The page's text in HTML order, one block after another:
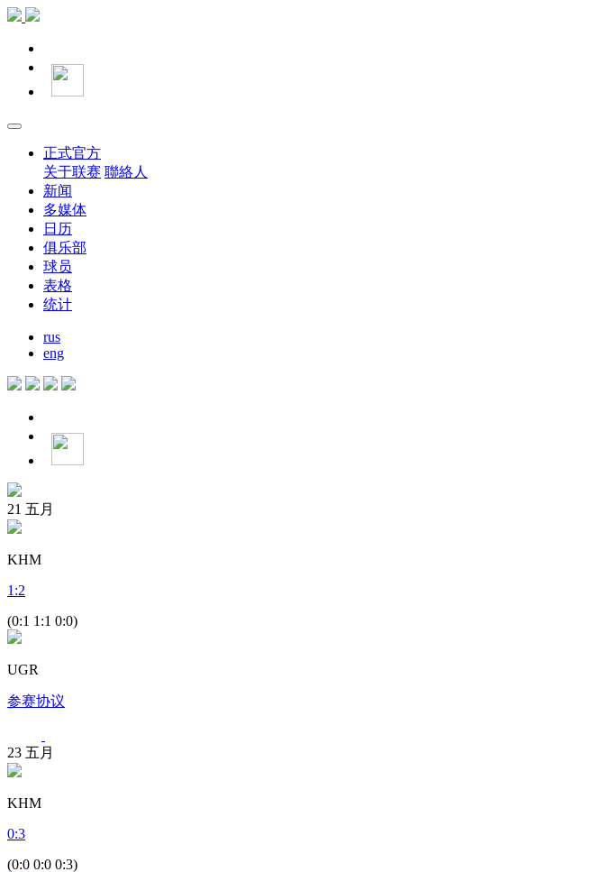
正式官方
关于联赛 聯絡人
新闻
多媒体
日历
俱乐部
球员
表格
统计
rus
eng
21 五月
KHM
1 :2
(0:1 1:1 0:0)
UGR
参赛协议
23 五月
KHM
0:3
(0:0 0:0 0:3)